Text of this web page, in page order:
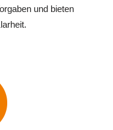
und bieten